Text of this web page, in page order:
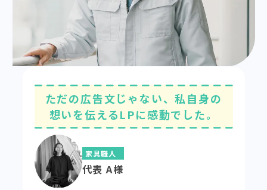
ただの広告文じゃない、私自身の
想いを伝えるLPに感動でした。
家具職人
代表 A様